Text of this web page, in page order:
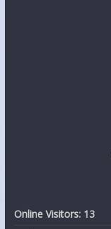
Online Visitors: 13